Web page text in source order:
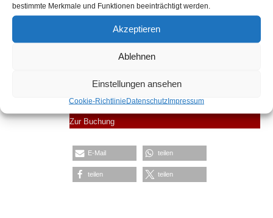
bestimmte Merkmale und Funktionen beeinträchtigt werden.
Akzeptieren
Ablehnen
Einstellungen ansehen
Cookie-RichtlinieDatenschutzImpressum
17 bis 18.30 Uhr
Kosten: 20 Euro inkl. 19 % Umsatzsteuer
Anmeldung bis 11.11.2022
Zur Buchung
E-Mail teilen
teilen teilen